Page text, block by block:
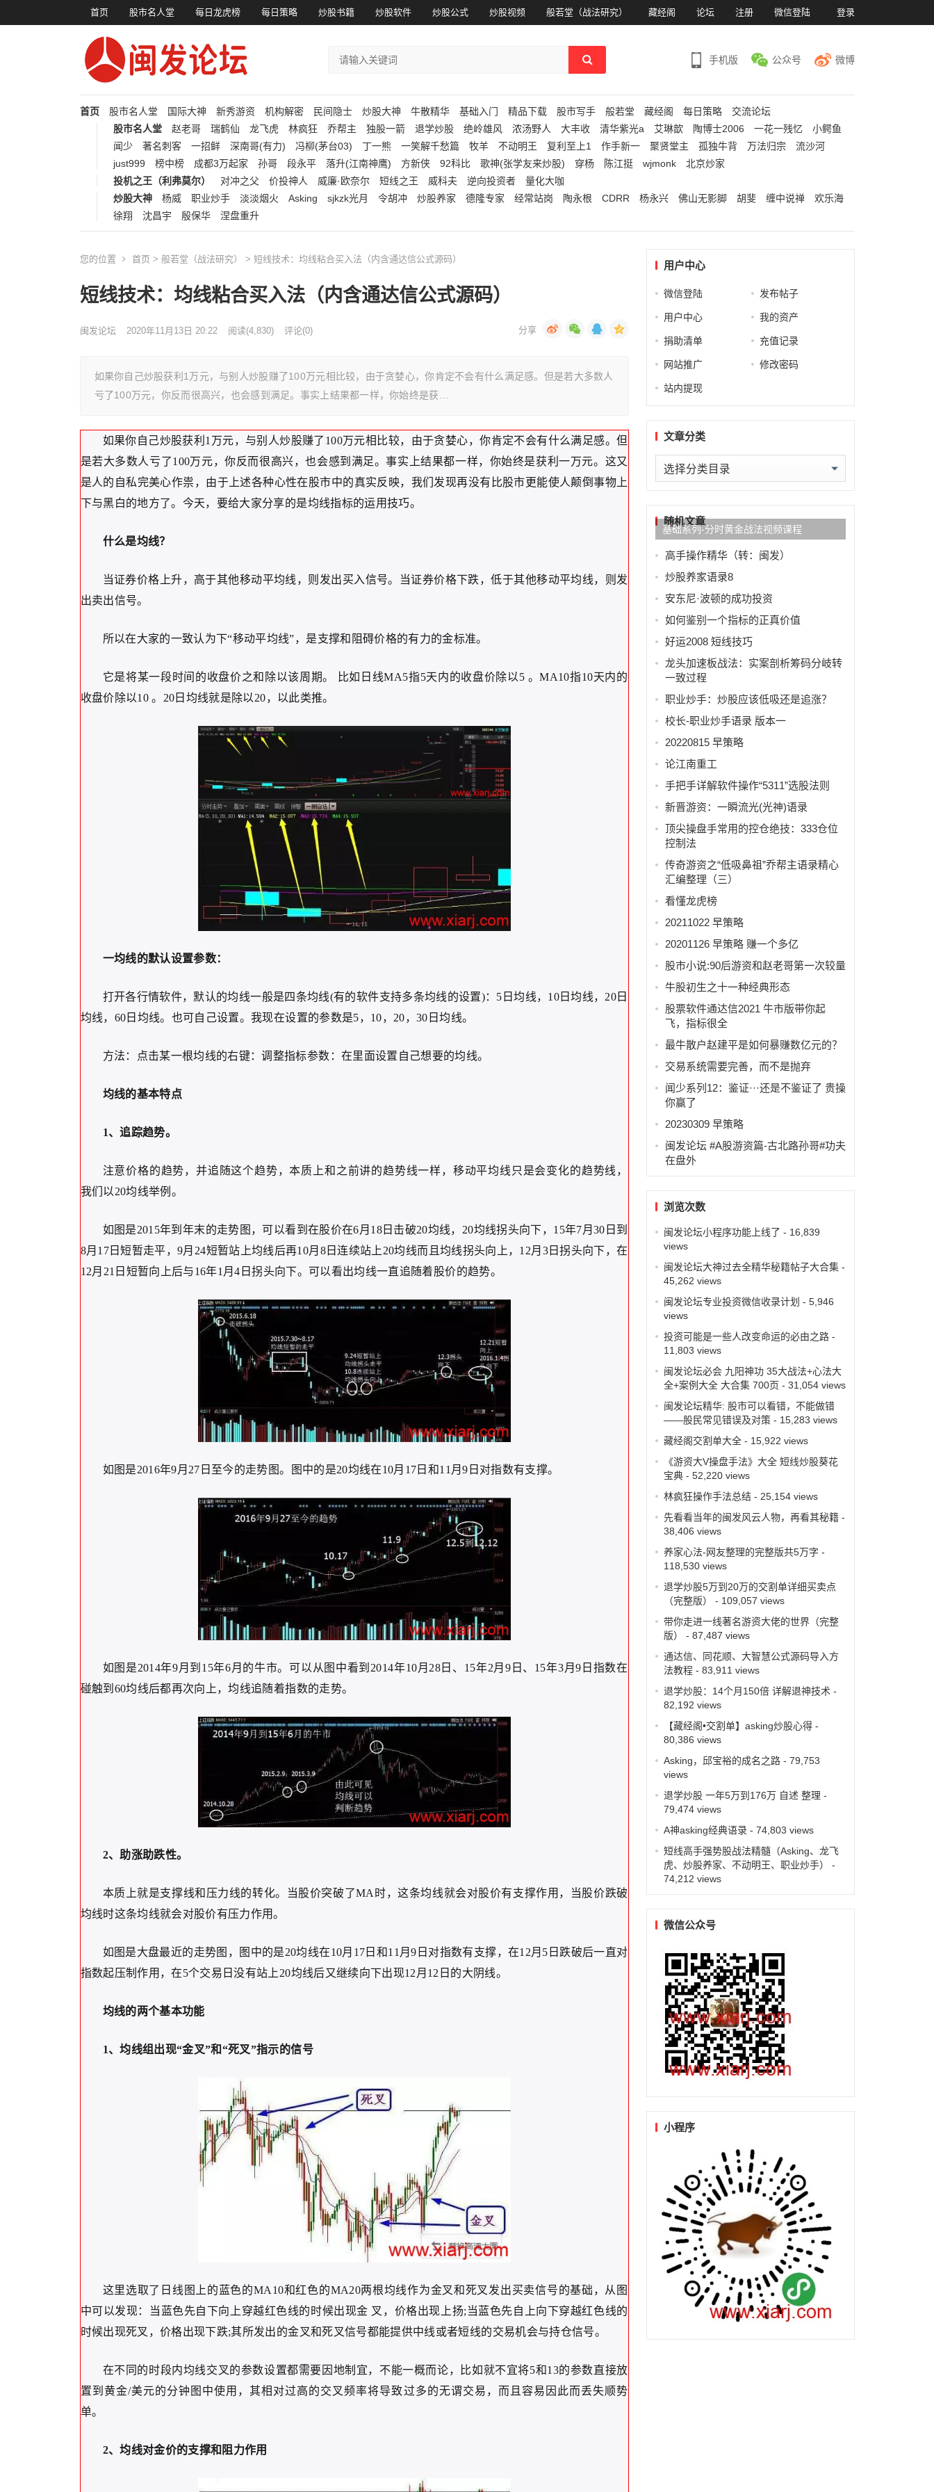
首页 股市名人堂 每日龙虎榜 每日策略 炒股书籍 炒股软件 炒股公式 炒股视频 般若堂（战法研究） 藏经阁 论坛 注册 微信登陆 登录
手机版 公众号 微博
首页 股市名人堂 国际大神 新秀游资 机构解密 民间隐士 炒股大神 牛散精华 基础入门 精品下载 股市写手 般若堂 藏经阁 每日策略
交流论坛
股市名人堂
赵老哥 瑞鹤仙 龙飞虎 林疯狂 乔帮主 独股一箭 退学炒股 绝岭雄风 浓汤野人 大丰收 清华紫光a 艾琳歆 陶博士2006 一花一残忆
小鳄鱼
闻少
著名刺客 一招鲜 深南哥(有力) 冯柳(茅台03) 丁一熊 一笑解千愁篇 牧羊 不动明王 复利至上1 作手新一 聚贤堂主 孤独牛背 万法归宗
流沙河
just999
榜中榜 成都3万起家 孙哥 段永平 落升(江南神鹰) 方新侠 92科比 歌神(张学友来炒股) 穿杨 陈江挺 wjmonk
北京炒家
投机之王（利弗莫尔）
对冲之父 价投神人 威廉·欧奈尔 短线之王 威科夫 逆向投资者
量化大咖
炒股大神
杨威 职业炒手 淡淡烟火 Asking sjkzk光月 令胡冲 炒股养家 德隆专家 经常站岗 陶永根 CDRR 杨永兴 佛山无影脚 胡斐 缠中说禅
欢乐海
徐翔
沈昌宇 殷保华 涅盘重升
您的位置 首页 > 般若堂（战法研究） > 短线技术：均线粘合买入法（内含通达信公式源码）
短线技术：均线粘合买入法（内含通达信公式源码）
闽发论坛 2020年11月13日 20:22 阅读(4,830) 评论(0)
如果你自己炒股获利1万元，与别人炒股赚了100万元相比较，由于贪婪心，你肯定不会有什么满足感。但是若大多数人
亏了100万元，你反而很高兴，也会感到满足。事实上结果都一样，你始终是获…
如果你自己炒股获利1万元，与别人炒股赚了100万元相比较，由于贪婪心，你肯定不会有什么满足感。但
是若大多数人亏了100万元，你反而很高兴，也会感到满足。事实上结果都一样，你始终是获利一万元。这又
是人的自私完美心作祟，由于上述各种心性在股市中的真实反映，我们发现再没有比股市更能使人颠倒事物上
下与黑白的地方了。今天，要给大家分享的是均线指标的运用技巧。
什么是均线？
当证券价格上升，高于其他移动平均线，则发出买入信号。当证券价格下跌，低于其他移动平均线，则发
出卖出信号。
所以在大家的一致认为下“移动平均线”，是支撑和阻碍价格的有力的金标准。
它是将某一段时间的收盘价之和除以该周期。 比如日线MA5指5天内的收盘价除以5 。MA10指10天内的
收盘价除以10 。20日均线就是除以20，以此类推。
一均线的默认设置参数：
打开各行情软件，默认的均线一般是四条均线(有的软件支持多条均线的设置)：5日均线，10日均线，20日
均线，60日均线。也可自己设置。我现在设置的参数是5，10，20，30日均线。
方法：点击某一根均线的右键：调整指标参数：在里面设置自己想要的均线。
均线的基本特点
1、追踪趋势。
注意价格的趋势，并追随这个趋势，本质上和之前讲的趋势线一样，移动平均线只是会变化的趋势线，
我们以20均线举例。
如图是2015年到年末的走势图，可以看到在股价在6月18日击破20均线，20均线拐头向下，15年7月30日到
8月17日短暂走平，9月24短暂站上均线后再10月8日连续站上20均线而且均线拐头向上，12月3日拐头向下，在
12月21日短暂向上后与16年1月4日拐头向下。可以看出均线一直追随着股价的趋势。
如图是2016年9月27日至今的走势图。图中的是20均线在10月17日和11月9日对指数有支撑。
如图是2014年9月到15年6月的牛市。可以从图中看到2014年10月28日、15年2月9日、15年3月9日指数在
碰触到60均线后都再次向上，均线追随着指数的走势。
2、助涨助跌性。
本质上就是支撑线和压力线的转化。当股价突破了MA时，这条均线就会对股价有支撑作用，当股价跌破
均线时这条均线就会对股价有压力作用。
如图是大盘最近的走势图，图中的是20均线在10月17日和11月9日对指数有支撑，在12月5日跌破后一直对
指数起压制作用，在5个交易日没有站上20均线后又继续向下出现12月12日的大阴线。
均线的两个基本功能
1、均线组出现“金叉”和“死叉”指示的信号
这里选取了日线图上的蓝色的MA10和红色的MA20两根均线作为金叉和死叉发出买卖信号的基础，从图
中可以发现：当蓝色先自下向上穿越红色线的时候出现金 叉，价格出现上扬;当蓝色先自上向下穿越红色线的
时候出现死叉，价格出现下跌;其所发出的金叉和死叉信号都能提供中线或者短线的交易机会与持仓信号。
在不同的时段内均线交叉的参数设置都需要因地制宜，不能一概而论，比如就不宜将5和13的参数直接放
置到黄金/美元的分钟图中使用，其相对过高的交叉频率将导致过多的无谓交易，而且容易因此而丢失顺势
单。
2、均线对金价的支撑和阻力作用
用户中心
微信登陆 发布帖子
用户中心 我的资产
捐助清单 充值记录
网站推广 修改密码
站内提现
文章分类
文
章
类随机文章
基础系列-分时黄金战法视频课程
高手操作精华（转：闽发）
炒股养家语录8
安东尼·波顿的成功投资
如何鉴别一个指标的正真价值
好运2008 短线技巧
龙头加速板战法：实案剖析筹码分岐转
一致过程
职业炒手：炒股应该低吸还是追涨？
校长-职业炒手语录 版本一
20220815 早策略
论江南重工
手把手详解软件操作“5311”选股法则
新晋游资：一瞬流光(光神)语录
顶尖操盘手常用的控仓绝技：333仓位
控制法
传奇游资之“低吸鼻祖”乔帮主语录精心
汇编整理（三）
看懂龙虎榜
20211022 早策略
20201126 早策略 赚一个多亿
股市小说:90后游资和赵老哥第一次较量
牛股初生之十一种经典形态
股票软件通达信2021 牛市版带你起
飞，指标很全
最牛散户赵建平是如何暴赚数亿元的？
交易系统需要完善，而不是抛弃
闻少系列12：鉴证···还是不鉴证了 贵操
你赢了
20230309 早策略
闽发论坛 #A股游资篇-古北路孙哥#功夫
在盘外
浏览次数
闽发论坛小程序功能上线了 - 16,839
views
闽发论坛大神过去全精华秘籍帖子大合集-
45,262 views
闽发论坛专业投资微信收录计划 - 5,946
views
投资可能是一些人改变命运的必由之路-
11,803 views
闽发论坛必会 九阳神功 35大战法+心法大
全+案例大全 大合集 700页 - 31,054 views
闽发论坛精华: 股市可以看错，不能做错
——股民常见错误及对策- 15,283 views
藏经阁交割单大全- 15,922 views
《游资大V操盘手法》大全 短线炒股葵花
宝典- 52,220 views
林疯狂操作手法总结- 25,154 views
先看看当年的闽发风云人物，再看其秘籍-
38,406 views
养家心法-网友整理的完整版共5万字 -
118,530 views
退学炒股5万到20万的交割单详细买卖点
（完整版）
- 109,057 views
带你走进一线著名游资大佬的世界（完整
版）
- 87,487 views
通达信、同花顺、大智慧公式源码导入方
法教程- 83,911 views
退学炒股：14个月150倍 详解退神技术 -
82,192 views
【藏经阁•交割单】asking炒股心得-
80,386 views
Asking，邱宝裕的成名之路- 79,753
views
退学炒股 一年5万到176万 自述 整理 -
79,474 views
A神asking经典语录- 74,803 views
短线高手强势股战法精髓（Asking、龙飞
虎、炒股养家、不动明王、职业炒手）
-
74,212 views
微信公众号
小程序